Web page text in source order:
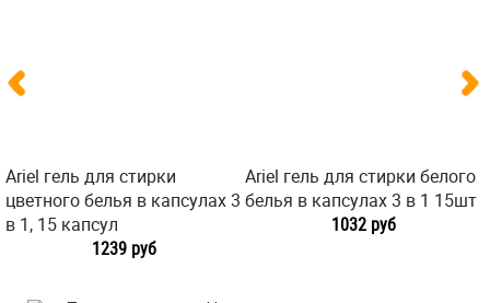
Ariel гель для стирки
цветного белья в капсулах 3
в 1, 15 капсул
1239 руб
Ariel гель для стирки белого
белья в капсулах 3 в 1 15шт
1032 руб